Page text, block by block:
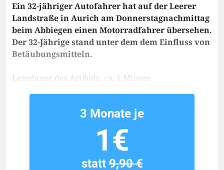
Ein 32-jähriger Autofahrer hat auf der Leerer
Landstraße in Aurich am Donnerstagnachmittag
beim Abbiegen einen Motorradfahrer übersehen.
Der 32-Jährige stand unter dem dem Einfluss von
Betäubungsmitteln.
Lesedauer des Artikels: ca. 1 Minute
3 Monate je
1€
statt9,90 €